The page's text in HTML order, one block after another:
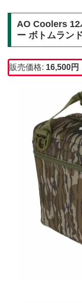
AO Coolers 12
ー ボトムラン
販売価格: 16,500円